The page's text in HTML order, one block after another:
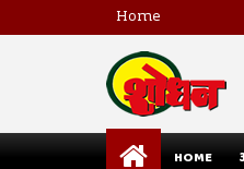
Home
HOME